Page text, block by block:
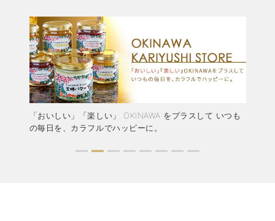
「おいしい」「楽しい」 OKINAWA をプラスして いつも
の毎日を、カラフルでハッピーに。